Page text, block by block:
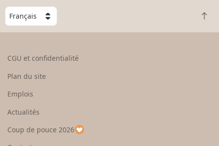
C
h
o
e
u
p
R
e
CGU et confidentialité
Plan du site
Emplois
Actualités
Coup de pouce 2026